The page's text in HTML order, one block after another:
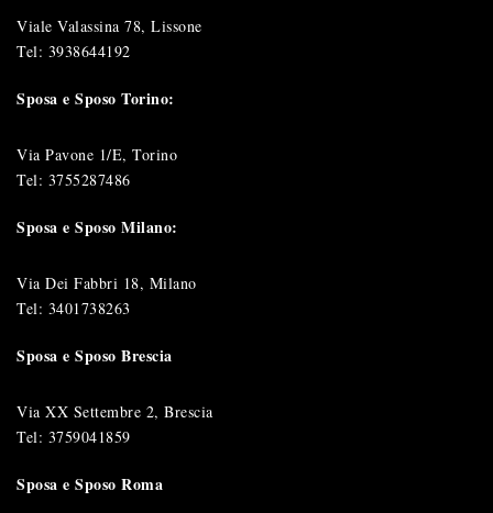
Viale Valassina 78, Lissone
Tel: 3938644192
Sposa e Sposo Torino:
Via Pavone 1/E, Torino
Tel: 3755287486
Sposa e Sposo Milano:
Via Dei Fabbri 18, Milano
Tel: 3401738263
Sposa e Sposo Brescia
Via XX Settembre 2, Brescia
Tel: 3759041859
Sposa e Sposo Roma